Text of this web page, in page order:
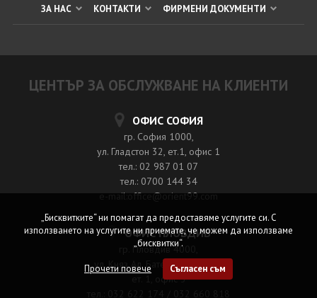
ЗА НАС КОНТАКТИ ФИРМЕНИ ДОКУМЕНТИ
ЦЕНТЪР ЗА ОБСЛУЖВАНЕ НА КЛИЕНТИ
ОФИС СОФИЯ
гр. София 1000,
ул. Гладстон 32, ет.1, офис 1
тел.: 02 987 01 07
тел.: 0700 144 34
e-mail:office@orient99.com
ОФИС ПЛОВДИВ
гр. Пловдив 4000,
ул. Княз Ал. Батенберг №39 A
ет. 1, офис 3
„Бисквитките“ ни помагат да предоставяме услугите си. С
използването на услугите ни приемате, че можем да използваме
„бисквитки“.
Прочети повече Съгласен съм